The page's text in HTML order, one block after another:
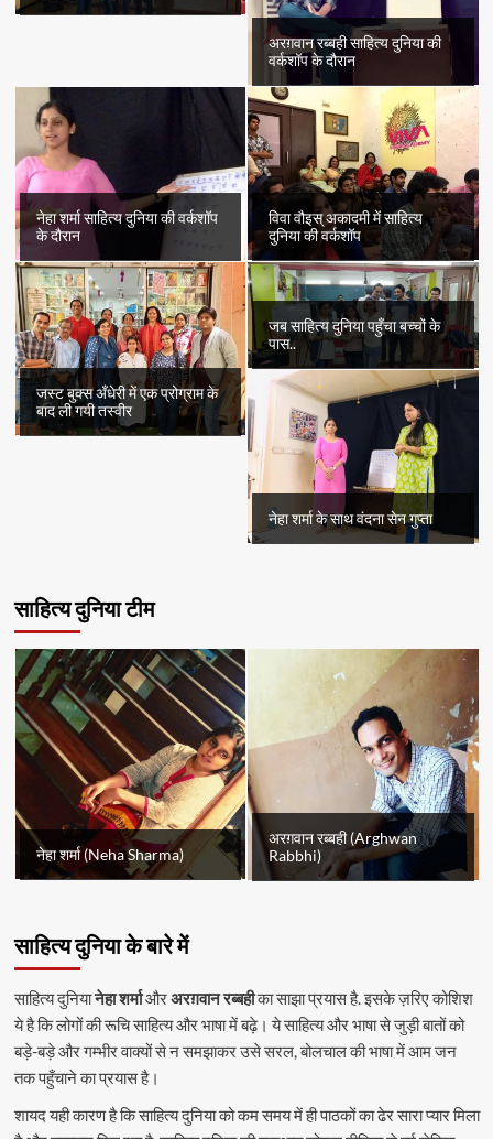
अरग़वान रब्बही साहित्य दुनिया की
वर्कशॉप के दौरान
नेहा शर्मा साहित्य दुनिया की वर्कशॉप
के दौरान
विवा वौइस् अकादमी में साहित्य
दुनिया की वर्कशॉप
जस्ट बुक्स अँधेरी में एक प्रोग्राम के
बाद ली गयी तस्वीर
जब साहित्य दुनिया पहुँचा बच्चों के
पास..
नेहा शर्मा के साथ वंदना सेन गुप्ता
साहित्य दुनिया टीम
नेहा शर्मा (Neha Sharma)
अरग़वान रब्बही (Arghwan
Rabbhi)
साहित्य दुनिया के बारे में
साहित्य दुनियानेहा शर्माऔरअरग़वान रब्बहीका साझा प्रयास है. इसके ज़रिए कोशिश
ये है कि लोगों की रूचि साहित्य और भाषा में बढ़े। ये साहित्य और भाषा से जुड़ी बातों को
बड़े-बड़े और गम्भीर वाक्यों से न समझाकर उसे सरल, बोलचाल की भाषा में आम जन
तक पहुँचाने का प्रयास है।
शायद यही कारण है कि साहित्य दुनिया को कम समय में ही पाठकों का ढेर सारा प्यार मिला